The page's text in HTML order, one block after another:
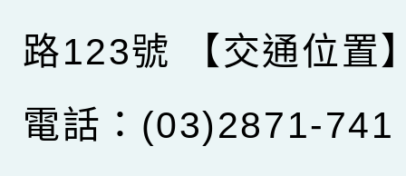
路123號
【交通位置
電話：(03)2871-741